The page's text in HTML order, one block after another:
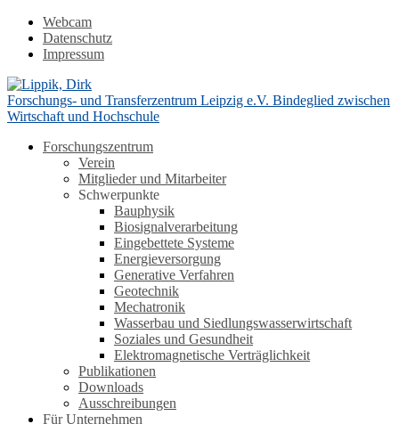
Webcam
Datenschutz
Impressum
Forschungs- und Transferzentrum Leipzig e.V. Bindeglied zwischen
Wirtschaft und Hochschule
Forschungszentrum
Verein
Mitglieder und Mitarbeiter
Schwerpunkte
Bauphysik
Biosignalverarbeitung
Eingebettete Systeme
Energieversorgung
Generative Verfahren
Geotechnik
Mechatronik
Wasserbau und Siedlungswasserwirtschaft
Soziales und Gesundheit
Elektromagnetische Verträglichkeit
Publikationen
Downloads
Ausschreibungen
Für Unternehmen